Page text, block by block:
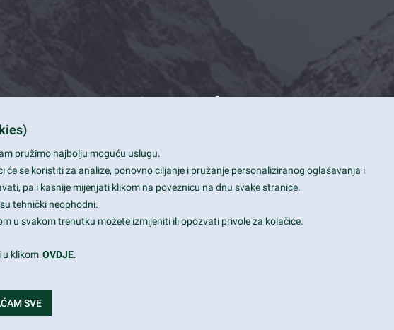
Contact Info
View, CA 94043
+1 650-253-0000
Daily: 9:00 am - 6:00 pm
pružimo najbolju moguću uslugu.
se koristiti za analize, ponovno ciljanje i pružanje personaliziranog oglašavanja i
pa i kasnije mijenjati klikom na poveznicu na dnu svake stranice.
tehnički neophodni.
u svakom trenutku možete izmijeniti ili opozvati privole za kolačiće.
u klikom OVDJE.
SVE